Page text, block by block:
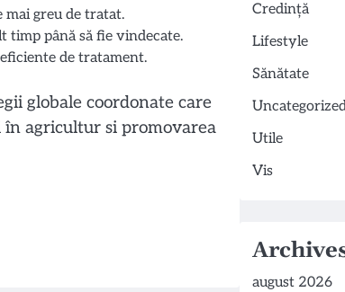
mai greu de tratat.
timp până să fie vindecate.
de tratament.
globale coordonate care
agricultur si promovarea
Credință
Lifestyle
Sănătate
Utile
Vis
august 2026